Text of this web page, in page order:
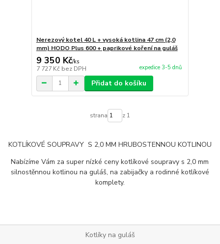
Nerezový kotel 40 L + vysoká kotlina 47 cm (2,0
mm) HODO Plus 600 + paprikové koření na guláš
9 350 Kč/ks
7 727 Kč bez DPH expedice 3-5 dnů
Přidat do košíku
strana z 1
KOTLÍKOVÉ SOUPRAVY S 2,0 MM HRUBOSTENNOU KOTLINOU
Nabízíme Vám za super nízké ceny kotlíkové soupravy s 2,0 mm
silnostěnnou kotlinou na guláš, na zabijačky a rodinné kotlíkové
komplety.
Kotlíky na guláš